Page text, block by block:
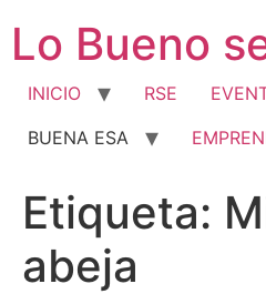
contenido
Lo Bueno
INICIO RSE
BUENA ESA
Etiqueta:
abeja